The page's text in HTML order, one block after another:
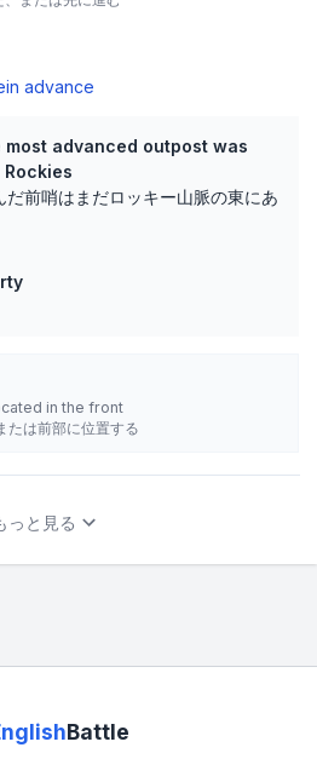
in advance
most advanced outpost was
だ前哨はまだロッキー山脈の東にあ
in the front
たは前部に位置する
っと見る
Battle